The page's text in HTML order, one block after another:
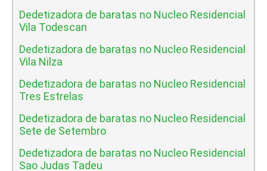
Dedetizadora de baratas no Nucleo Residencial
Vila Todescan
Dedetizadora de baratas no Nucleo Residencial
Vila Nilza
Dedetizadora de baratas no Nucleo Residencial
Tres Estrelas
Dedetizadora de baratas no Nucleo Residencial
Sete de Setembro
Dedetizadora de baratas no Nucleo Residencial
Sao Judas Tadeu